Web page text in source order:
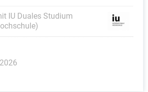
IU Duales Studium